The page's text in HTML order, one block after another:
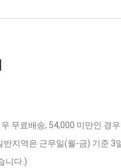
무료배송, 54,000 미만인 경
반지역은 근무일(월-금) 기준
니다.)